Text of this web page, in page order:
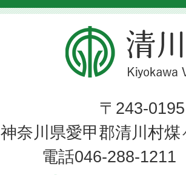
清
川
Kiyokawa
Village
〒243-0195
神奈川県愛甲郡清川村
電話046-288-1211